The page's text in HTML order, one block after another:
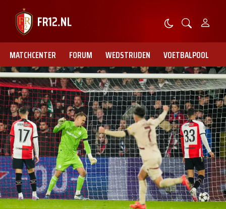
MATCHCENTER FORUM WEDSTRIJDEN VOETBALPOOL